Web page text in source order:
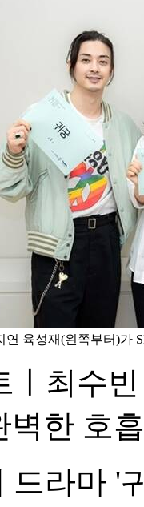
연 육성재(왼쪽부터)가
ㅣ최수
벽한 호
드라마 '